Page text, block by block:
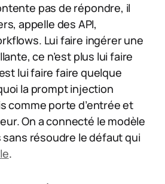
pas de répondre, il
appelle des API,
Lui faire ingérer une
ce n’est plus lui faire
lui faire faire quelque
la prompt injection
comme porte d’entrée et
On a connecté le modèle
sans résoudre le défaut qui
.